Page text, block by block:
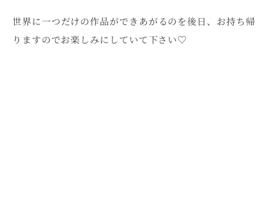
世界に一つだけの作品ができあがるのを後日、お持ち帰
りますのでお楽しみにしていて下さい♡